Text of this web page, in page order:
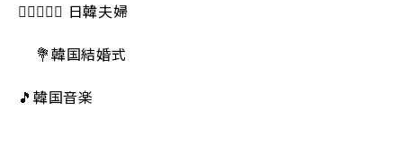
👩🏻‍❤️‍👨🏻 日韓夫婦
💐韓国結婚式
🎵韓国音楽